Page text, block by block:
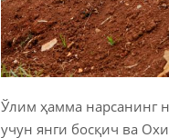
Ўлим ҳамма нарсанинг
учун янги босқич ва